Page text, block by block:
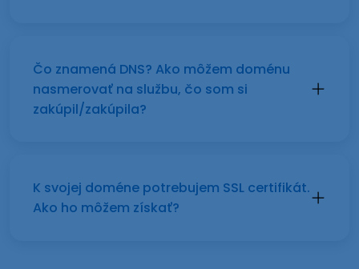
Čo znamená DNS? Ako môžem doménu
nasmerovať na službu, čo som si
zakúpil/zakúpila?
K svojej doméne potrebujem SSL certifikát.
Ako ho môžem získať?